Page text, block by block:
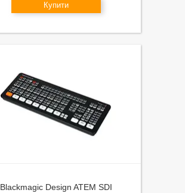
Купити
Blackmagic Design ATEM SDI